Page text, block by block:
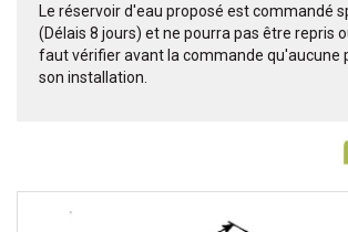
Le réservoir d'eau proposé est commandé
(Délais 8 jours) et ne pourra pas être repris
faut vérifier avant la commande qu'aucune
son installation.